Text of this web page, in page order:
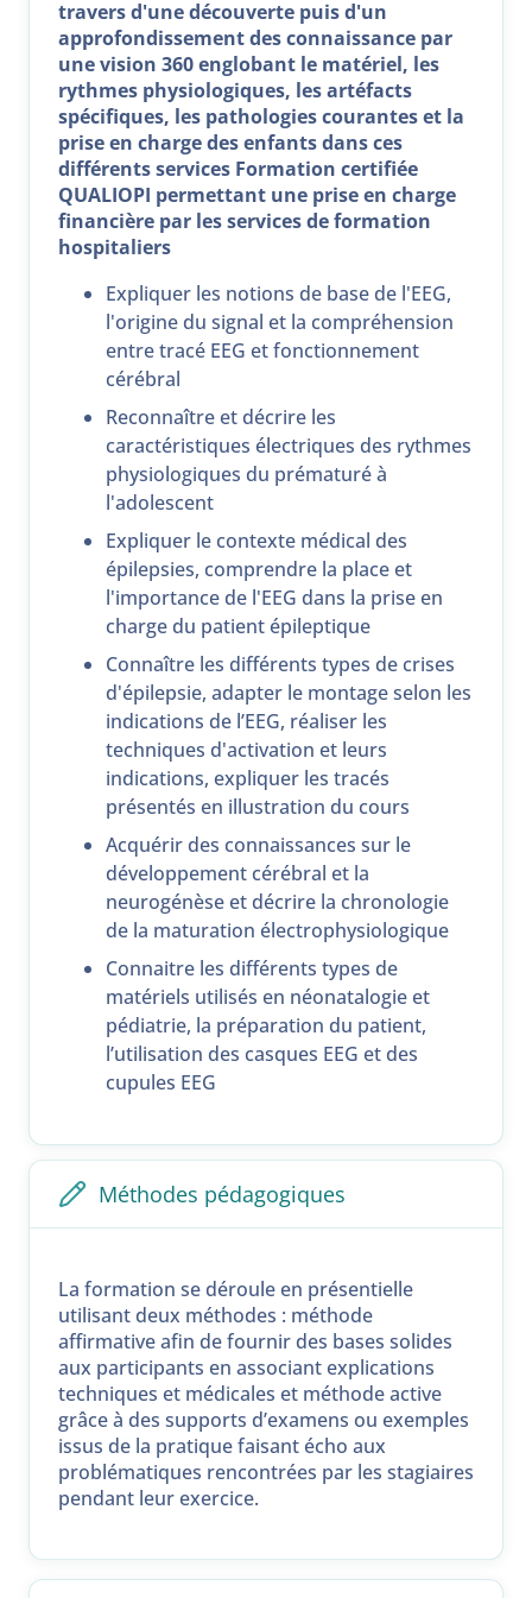
travers d'une découverte puis d'un
approfondissement des connaissance par
une vision 360 englobant le matériel, les
rythmes physiologiques, les artéfacts
spécifiques, les pathologies courantes et la
prise en charge des enfants dans ces
différents services Formation certifiée
QUALIOPI permettant une prise en charge
financière par les services de formation
hospitaliers
Expliquer les notions de base de l'EEG,
l'origine du signal et la compréhension
entre tracé EEG et fonctionnement
cérébral
Reconnaître et décrire les
caractéristiques électriques des rythmes
physiologiques du prématuré à
l'adolescent
Expliquer le contexte médical des
épilepsies, comprendre la place et
l'importance de l'EEG dans la prise en
charge du patient épileptique
Connaître les différents types de crises
d'épilepsie, adapter le montage selon les
indications de l’EEG, réaliser les
techniques d'activation et leurs
indications, expliquer les tracés
présentés en illustration du cours
Acquérir des connaissances sur le
développement cérébral et la
neurogénèse et décrire la chronologie
de la maturation électrophysiologique
Connaitre les différents types de
matériels utilisés en néonatalogie et
pédiatrie, la préparation du patient,
l’utilisation des casques EEG et des
cupules EEG
Méthodes pédagogiques
La formation se déroule en présentielle
utilisant deux méthodes : méthode
affirmative afin de fournir des bases solides
aux participants en associant explications
techniques et médicales et méthode active
grâce à des supports d’examens ou exemples
issus de la pratique faisant écho aux
problématiques rencontrées par les stagiaires
pendant leur exercice.